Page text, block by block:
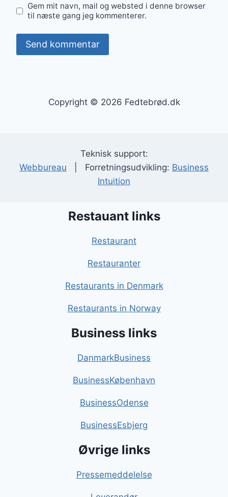
Gem mit navn, mail og websted i denne browser
til næste gang jeg kommenterer.
Copyright © 2026 Fedtebrød.dk
Teknisk support:
Webbureau | Forretningsudvikling: Business
Intuition
Restauant links
Restaurant
Restauranter
Restaurants in Denmark
Restaurants in Norway
Business links
DanmarkBusiness
BusinessKøbenhavn
BusinessOdense
BusinessEsbjerg
Øvrige links
Pressemeddelelse